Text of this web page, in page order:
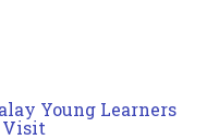
Young Learners
Visit